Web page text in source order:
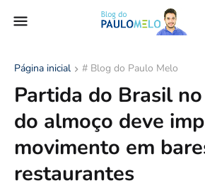
Página inicial # Blog do Paulo Melo
Partida do Brasil
do almoço deve
movimento em
restaurantes